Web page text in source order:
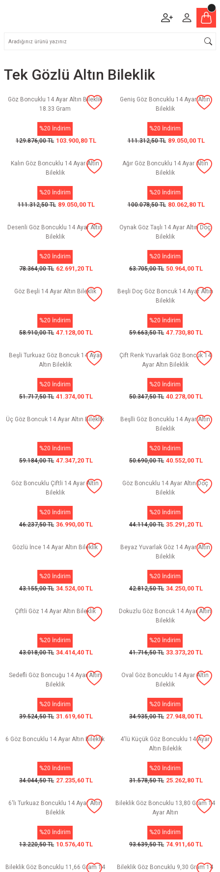
Tek Gözlü Altın Bileklik
Göz Boncuklu 14 Ayar Altın Bileklik
18.33 Gram
%20 İndirim
129.876,00 TL 103.900,80 TL
Geniş Göz Boncuklu 14 Ayar Altın
Bileklik
%20 İndirim
111.312,50 TL 89.050,00 TL
Kalın Göz Boncuklu 14 Ayar Altın
Bileklik
%20 İndirim
111.312,50 TL 89.050,00 TL
Ağır Göz Boncuklu 14 Ayar Altın
Bileklik
%20 İndirim
100.078,50 TL 80.062,80 TL
Desenli Göz Boncuklu 14 Ayar Altın
Bileklik
%20 İndirim
78.364,00 TL 62.691,20 TL
Oynak Göz Taşlı 14 Ayar Altın Doç
Bileklik
%20 İndirim
63.705,00 TL 50.964,00 TL
Göz Beşli 14 Ayar Altın Bileklik
%20 İndirim
58.910,00 TL 47.128,00 TL
Beşli Doç Göz Boncuk 14 Ayar Altın
Bileklik
%20 İndirim
59.663,50 TL 47.730,80 TL
Beşli Turkuaz Göz Boncuk 14 Ayar
Altın Bileklik
%20 İndirim
51.717,50 TL 41.374,00 TL
Çift Renk Yuvarlak Göz Boncuk 14
Ayar Altın Bileklik
%20 İndirim
50.347,50 TL 40.278,00 TL
Üç Göz Boncuk 14 Ayar Altın Bileklik
%20 İndirim
59.184,00 TL 47.347,20 TL
Beşlli Göz Boncuklu 14 Ayar Altın
Bileklik
%20 İndirim
50.690,00 TL 40.552,00 TL
Göz Boncuklu Çiftli 14 Ayar Altın
Bileklik
%20 İndirim
46.237,50 TL 36.990,00 TL
Göz Boncuklu 14 Ayar Altın Doç
Bileklik
%20 İndirim
44.114,00 TL 35.291,20 TL
Gözlü İnce 14 Ayar Altın Bileklik
%20 İndirim
43.155,00 TL 34.524,00 TL
Beyaz Yuvarlak Göz 14 Ayar Altın
Bileklik
%20 İndirim
42.812,50 TL 34.250,00 TL
Çiftli Göz 14 Ayar Altın Bileklik
%20 İndirim
43.018,00 TL 34.414,40 TL
Dokuzlu Göz Boncuk 14 Ayar Altın
Bileklik
%20 İndirim
41.716,50 TL 33.373,20 TL
Sedefli Göz Boncuğu 14 Ayar Altın
Bileklik
%20 İndirim
39.524,50 TL 31.619,60 TL
Oval Göz Boncuklu 14 Ayar Altın
Bileklik
%20 İndirim
34.935,00 TL 27.948,00 TL
6 Göz Boncuklu 14 Ayar Altın Bileklik
%20 İndirim
34.044,50 TL 27.235,60 TL
4'lü Küçük Göz Boncuklu 14 Ayar
Altın Bileklik
%20 İndirim
31.578,50 TL 25.262,80 TL
6'lı Turkuaz Boncuklu 14 Ayar Altın
Bileklik
%20 İndirim
13.220,50 TL 10.576,40 TL
Bileklik Göz Boncuklu 13,80 Gram 14
Ayar Altın
%20 İndirim
93.639,50 TL 74.911,60 TL
Bileklik Göz Boncuklu 11,66 Gram 14
Bileklik Göz Boncuklu 9,30 Gram 14